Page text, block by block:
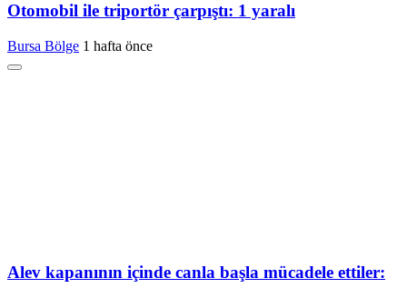
Otomobil ile triportör çarpıştı: 1 yaralı
Bursa Bölge 1 hafta önce
Alev kapanının içinde canla başla mücadele ettiler: